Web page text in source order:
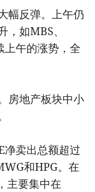
幅反弹。上午仍
如MBS、
上午的涨势，全
房地产板块中小
净卖出总额超过
和HPG。在
主要集中在